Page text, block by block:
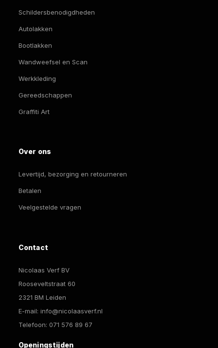
Schildersbenodigdheden
Autolakken
Bootlakken
Wandweefsel en Scan
Werkkleding
Gereedschappen
Graffiti Art
Over ons
Levertijd, bezorging en retourneren
Betalen
Veelgestelde vragen
Contact
Nicolaas Verf BV
Rooseveltstraat 60
2321 BM Leiden
E-mail: info@nicolaasverf.nl
Telefoon: 071 576 89 67
Openingstijden